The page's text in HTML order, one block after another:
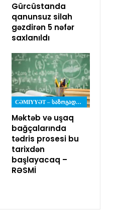
Gürcüstanda
qanunsuz silah
gəzdirən 5 nəfər
saxlanıldı
CƏMIYYƏT – ᲡᲐᲖᲝᲒᲐᲓᲝᲔᲑᲐ
Məktəb və uşaq
bağçalarında
tədris prosesi bu
tarixdən
başlayacaq –
RƏSMİ